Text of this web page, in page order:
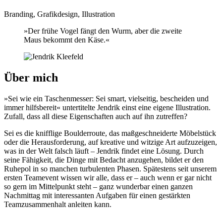
Branding, Grafikdesign, Illustration
»Der frühe Vogel fängt den Wurm, aber die zweite
Maus bekommt den Käse.«
Über mich
»Sei wie ein Taschenmesser: Sei smart, vielseitig, bescheiden und
immer hilfsbereit« untertitelte Jendrik einst eine eigene Illustration.
Zufall, dass all diese Eigenschaften auch auf ihn zutreffen?
Sei es die knifflige Boulderroute, das maßgeschneiderte Möbelstück
oder die Herausforderung, auf kreative und witzige Art aufzuzeigen,
was in der Welt falsch läuft – Jendrik findet eine Lösung. Durch
seine Fähigkeit, die Dinge mit Bedacht anzugehen, bildet er den
Ruhepol in so manchen turbulenten Phasen. Spätestens seit unserem
ersten Teamevent wissen wir alle, dass er – auch wenn er gar nicht
so gern im Mittelpunkt steht – ganz wunderbar einen ganzen
Nachmittag mit interessanten Aufgaben für einen gestärkten
Teamzusammenhalt anleiten kann.